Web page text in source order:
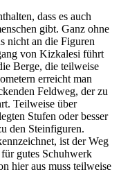
dass es auch
gibt. Ganz ohne
nicht an die Figuren
von Kizkalesi führt
Berge, die teilweise
erreicht man
Feldweg, der zu
Teilweise über
Stufen oder besser
den Steinfiguren.
ist der Weg
gutes Schuhwerk
hier aus muss teilweise